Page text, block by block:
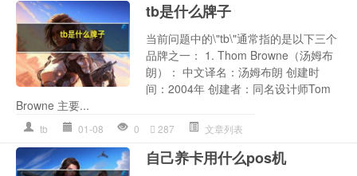
tb是什么牌子
当前问题中的\"tb\"通常指的是以下三个
品牌之一： 1. Thom Browne（汤姆布
朗）： 中文译名：汤姆布朗 创建时
间：2004年 创建者：同名设计师Tom
Browne 主要...
tb 01-08 0 287 文章列表
自己养卡用什么pos机